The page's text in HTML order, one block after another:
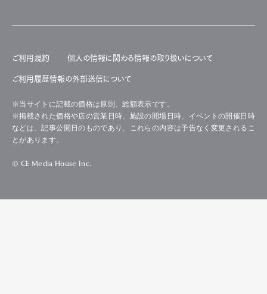
ご利用規約 個人の情報に関わる情報の取り扱いについて
ご利用履歴情報の外部送信について
※当サイトに記載の価格は原則、総額表示です。
※掲載された価格や店の営業日時、施設の開場日時、イベントの開催日時
などは、記事公開日のものであり、これらの内容は予告なく変更されるこ
とがあります。
© CE Media House Inc.